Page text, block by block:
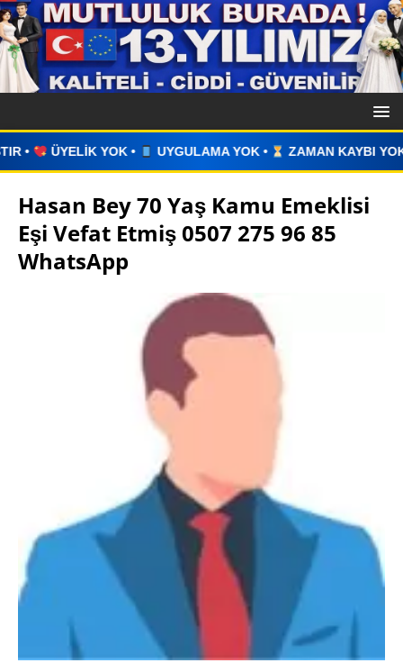
YOK • ZAMAN KAYBI YOK • İLAN VERİN •
Hasan Bey 70 Yaş Kamu Emeklisi
Eşi Vefat Etmiş 0507 275 96 85
WhatsApp